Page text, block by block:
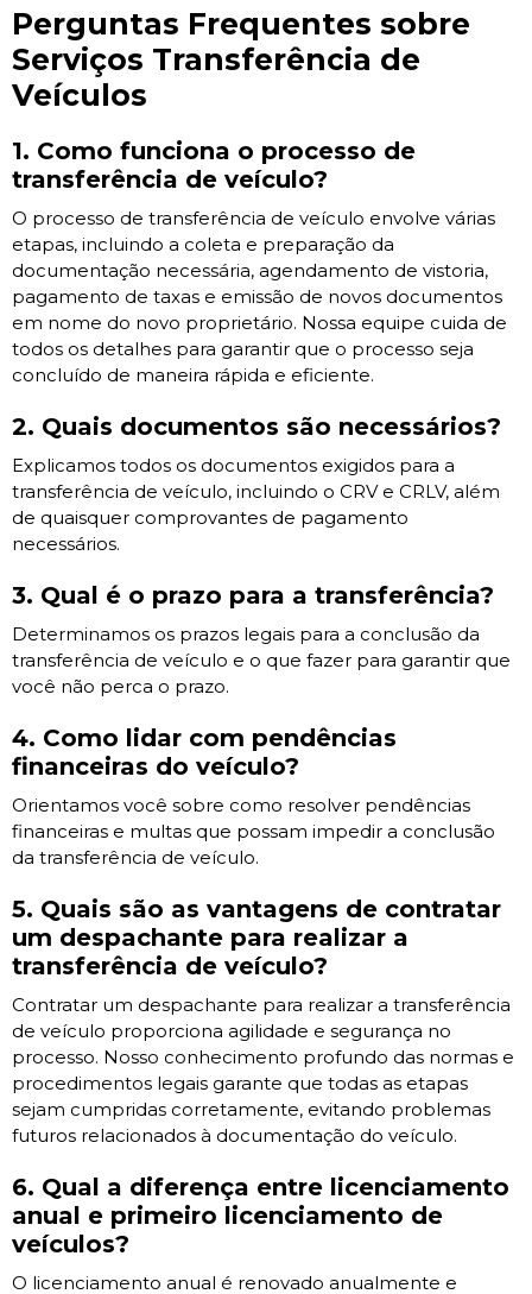
Perguntas Frequentes sobre
Serviços Transferência de
Veículos
1. Como funciona o processo de
transferência de veículo?
O processo de transferência de veículo envolve várias
etapas, incluindo a coleta e preparação da
documentação necessária, agendamento de vistoria,
pagamento de taxas e emissão de novos documentos
em nome do novo proprietário. Nossa equipe cuida de
todos os detalhes para garantir que o processo seja
concluído de maneira rápida e eficiente.
2. Quais documentos são necessários?
Explicamos todos os documentos exigidos para a
transferência de veículo, incluindo o CRV e CRLV, além
de quaisquer comprovantes de pagamento
necessários.
3. Qual é o prazo para a transferência?
Determinamos os prazos legais para a conclusão da
transferência de veículo e o que fazer para garantir que
você não perca o prazo.
4. Como lidar com pendências
financeiras do veículo?
Orientamos você sobre como resolver pendências
financeiras e multas que possam impedir a conclusão
da transferência de veículo.
5. Quais são as vantagens de contratar
um despachante para realizar a
transferência de veículo?
Contratar um despachante para realizar a transferência
de veículo proporciona agilidade e segurança no
processo. Nosso conhecimento profundo das normas e
procedimentos legais garante que todas as etapas
sejam cumpridas corretamente, evitando problemas
futuros relacionados à documentação do veículo.
6. Qual a diferença entre licenciamento
anual e primeiro licenciamento de
veículos?
O licenciamento anual é renovado anualmente e